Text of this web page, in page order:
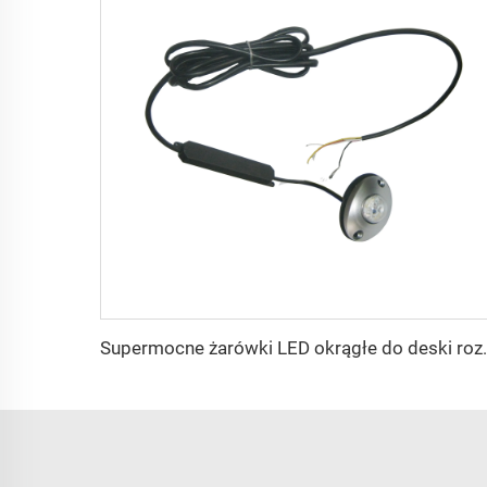
Supermocne